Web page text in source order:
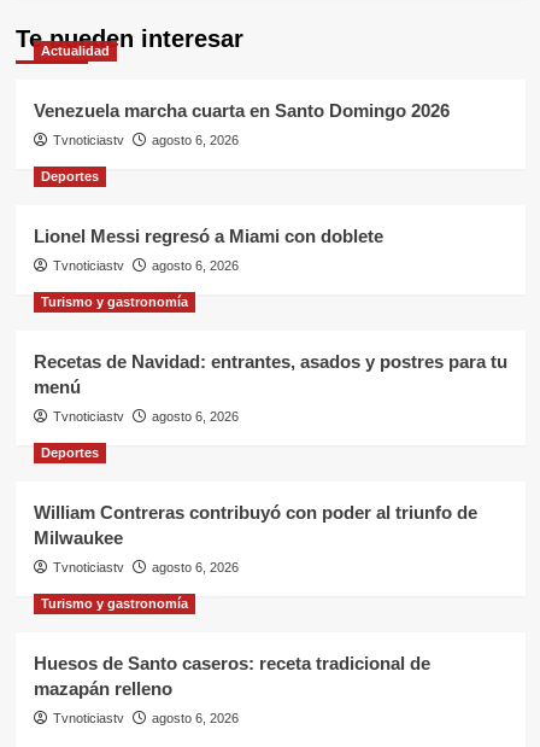
Te pueden interesar
Actualidad
Venezuela marcha cuarta en Santo Domingo 2026
Tvnoticiastv agosto 6, 2026
Deportes
Lionel Messi regresó a Miami con doblete
Tvnoticiastv agosto 6, 2026
Turismo y gastronomía
Recetas de Navidad: entrantes, asados y postres para tu
menú
Tvnoticiastv agosto 6, 2026
Deportes
William Contreras contribuyó con poder al triunfo de
Milwaukee
Tvnoticiastv agosto 6, 2026
Turismo y gastronomía
Huesos de Santo caseros: receta tradicional de
mazapán relleno
Tvnoticiastv agosto 6, 2026